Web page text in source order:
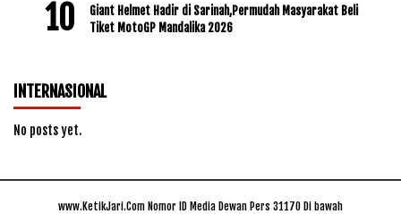
Giant Helmet Hadir di Sarinah,Permudah Masyarakat Beli
Tiket MotoGP Mandalika 2026
INTERNASIONAL
No posts yet.
www.KetikJari.Com Nomor ID Media Dewan Pers 31170 Di bawah